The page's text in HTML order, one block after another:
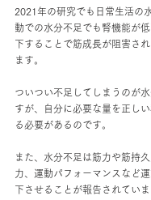
2021年の研究でも日常生活の
動での水分不足でも腎機能が
下することで筋成長が阻害さ
ます。
ついつい不足してしまうのが
すが、自分に必要な量を正し
る必要があるのです。
また、水分不足は筋力や筋持
力、運動パフォーマンスなど
下させることが報告されてい